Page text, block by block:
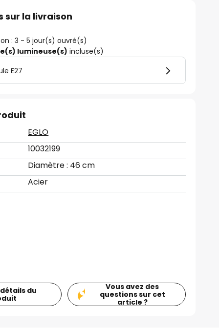
sur la livraison
: 3 - 5 jour(s) ouvré(s)
lumineuse(s) incluse(s)
E27
EGLO
10032199
Diamètre : 46 cm
Acier
du
Vous avez des
questions sur cet
article ?